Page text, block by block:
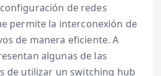
de redes
permite la interconexión de
de manera eficiente. A
algunas de las
de utilizar un switching hub